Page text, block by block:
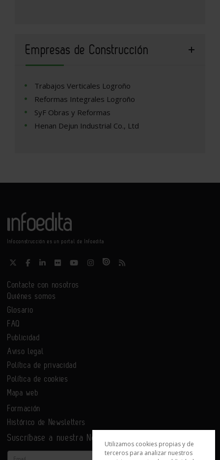
Empresas de Construcción
Trabajos Verticales Logroño
Reformas Integrales Logroño
SyF Obras y Reformas
Henan Dejun Industrial Co., Ltd
Infoconstrucción es un portal de Infoedita
Contacte con nosotros
Quiénes somos
Glosario
FAQ
Publicidad
Aviso legal
Política de privacidad
Política de cookies
Mapa web
Formación
Histórico de Newsletters
Suscríbase a nuestra Newsletter
Email
Utilizamos cookies propias y de
terceros para analizar nuestros